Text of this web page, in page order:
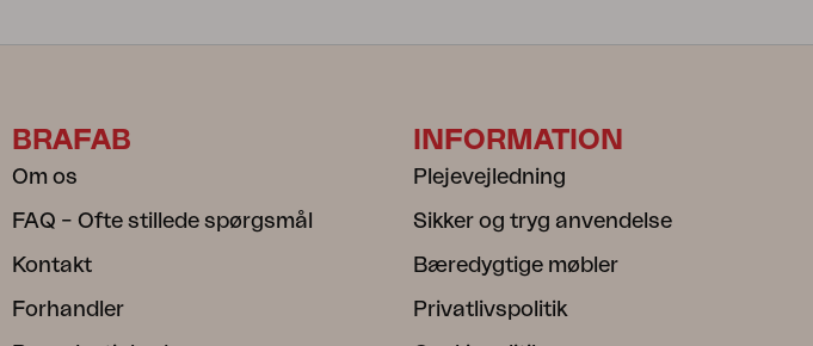
BRAFAB
Om os
FAQ – Ofte stillede spørgsmål
Kontakt
Forhandler
INFORMATION
Plejevejledning
Sikker og tryg anvendelse
Bæredygtige møbler
Privatlivspolitik